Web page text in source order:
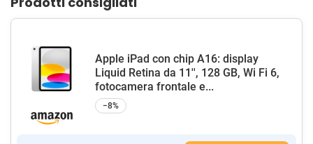
Apple iPad con chip A16: display
Liquid Retina da 11'', 128 GB, Wi Fi 6,
fotocamera frontale e...
−8%